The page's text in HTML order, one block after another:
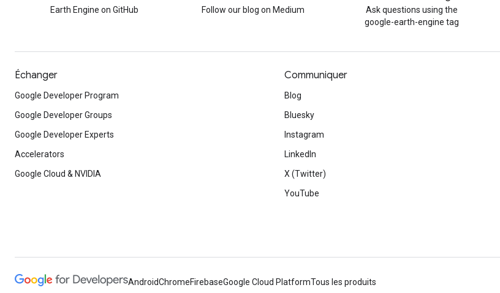
Earth Engine on GitHub Follow our blog on Medium
Ask questions using the
google-earth-engine tag
Échanger
Google Developer Program
Google Developer Groups
Google Developer Experts
Accelerators
Google Cloud & NVIDIA
Communiquer
Blog
Bluesky
Instagram
LinkedIn
X (Twitter)
YouTube
AndroidChromeFirebaseGoogle Cloud PlatformTous les produits